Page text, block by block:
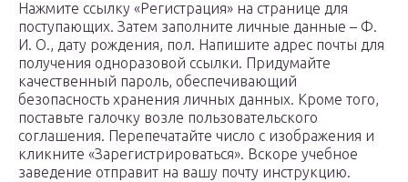
Нажмите ссылку «Регистрация» на странице для
поступающих. Затем заполните личные данные – Ф.
И. О., дату рождения, пол. Напишите адрес почты для
получения одноразовой ссылки. Придумайте
качественный пароль, обеспечивающий
безопасность хранения личных данных. Кроме того,
поставьте галочку возле пользовательского
соглашения. Перепечатайте число с изображения и
кликните «Зарегистрироваться». Вскоре учебное
заведение отправит на вашу почту инструкцию.